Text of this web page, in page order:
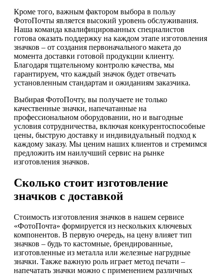
Кроме того, важным фактором выбора в пользу
ФотоПочты является высокий уровень обслуживания.
Наша команда квалифицированных специалистов
готова оказать поддержку на каждом этапе изготовления
значков – от создания первоначального макета до
момента доставки готовой продукции клиенту.
Благодаря тщательному контролю качества, мы
гарантируем, что каждый значок будет отвечать
установленным стандартам и ожиданиям заказчика.
Выбирая ФотоПочту, вы получаете не только
качественные значки, напечатанные на
профессиональном оборудовании, но и выгодные
условия сотрудничества, включая конкурентоспособные
цены, быструю доставку и индивидуальный подход к
каждому заказу. Мы ценим наших клиентов и стремимся
предложить им наилучший сервис на рынке
изготовления значков.
Сколько стоит изготовление
значков с доставкой
Стоимость изготовления значков в нашем сервисе
«ФотоПочта» формируется из нескольких ключевых
компонентов. В первую очередь, на цену влияет тип
значков – будь то кастомные, брендированные,
изготовленные из металла или железные нагрудные
значки. Также важную роль играет метод печати –
напечатать значки можно с применением различных